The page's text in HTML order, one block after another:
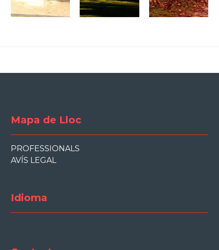
Mapa de Lloc
PROFESSIONALS
AVÍS LEGAL
Idioma